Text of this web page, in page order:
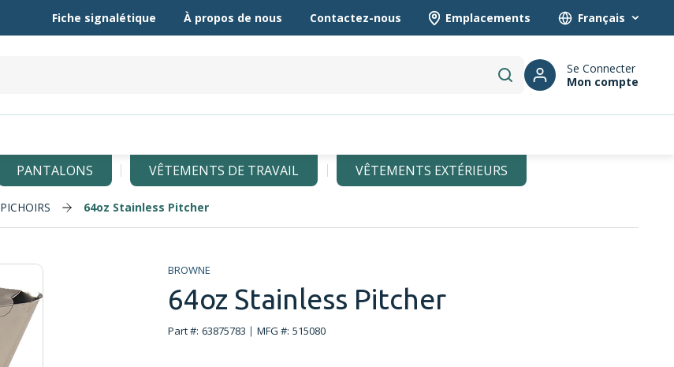
Fiche signalétique À propos de nous Contactez-nous Emplacements Language
submit search
Se Connecter
Mon compte
PANTALONS VÊTEMENTS DE TRAVAIL VÊTEMENTS EXTÉRIEURS
PICHOIRS 64oz Stainless Pitcher
BROWNE
64oz Stainless Pitcher
Part #: 63875783 MFG #: 515080